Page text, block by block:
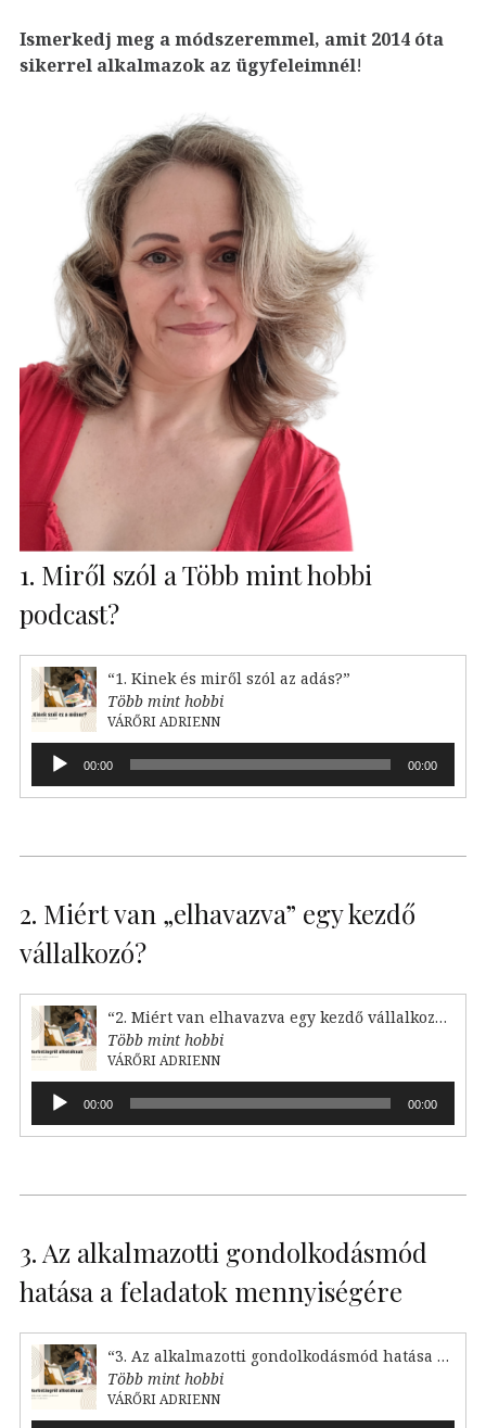
Ismerkedj meg a módszeremmel, amit 2014 óta
sikerrel alkalmazok az ügyfeleimnél!
1. Miről szól a Több mint hobbi
podcast?
“1. Kinek és miről szól az adás?”
Több mint hobbi
VÁRŐRI ADRIENN
Audió
lejátszó00:00 00:00
2. Miért van „elhavazva” egy kezdő
vállalkozó?
“2. Miért van elhavazva egy kezdő vállalkozó?”
Több mint hobbi
VÁRŐRI ADRIENN
Audió
lejátszó00:00 00:00
3. Az alkalmazotti gondolkodásmód
hatása a feladatok mennyiségére
“3. Az alkalmazotti gondolkodásmód hatása a feladataink mennyiségére”
Több mint hobbi
VÁRŐRI ADRIENN